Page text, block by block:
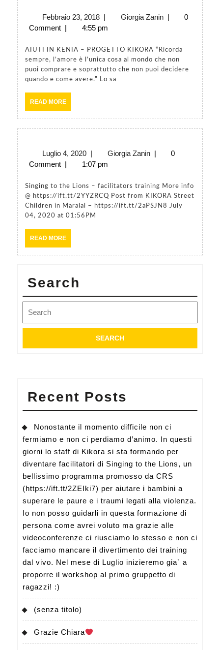
up
Sunday
#viralvids
articolo
di
noi!
#kikora
#chiquitomundi
#kenya
Febbraio 23, 2018Febbraio
23,
| Giorgia ZaninGiorgia
|
0
Comment | 4:55 pm
AIUTI IN KENIA – PROGETTO KIKORA “Ricorda
sempre, l’amore è l’unica cosa al mondo che non
puoi comprare e soprattutto che non puoi decidere
quando e come avere.” Lo sa
READ MOREREAD
MORE
Luglio 4, 2020Luglio
4,
| Giorgia ZaninGiorgia
|
0
Comment | 1:07 pm
Singing to the Lions – facilitators training More info
@ https://ift.tt/2YYZRCQ Post from KIKORA Street
Children in Maralal – https://ift.tt/2aPSJN8 July
04, 2020 at 01:56PM
READ MOREREAD
MORE
Search
for:
Recent Posts
Nonostante il momento difficile non ci
fermiamo e non ci perdiamo d’animo. In questi
giorni lo staff di Kikora si sta formando per
diventare facilitatori di Singing to the Lions, un
bellissimo programma promosso da CRS
(https://ift.tt/2ZEIki7) per aiutare i bambini a
superare le paure e i traumi legati alla violenza.
Io non posso guidarli in questa formazione di
persona come avrei voluto ma grazie alle
videoconferenze ci riusciamo lo stesso e non ci
facciamo mancare il divertimento dei training
dal vivo. Nel mese di Luglio inizieremo gia` a
proporre il workshop al primo gruppetto di
ragazzi! :)
(senza titolo)
Grazie Chiara